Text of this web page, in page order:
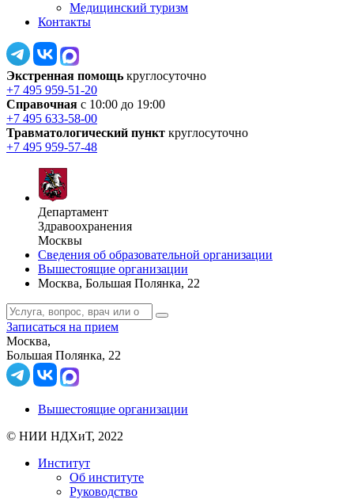
Медицинский туризм
Контакты
Экстренная помощь круглосуточно
+7 495 959-51-20
Справочная с 10:00 до 19:00
+7 495 633-58-00
Травматологический пункт круглосуточно
+7 495 959-57-48
Департамент
Здравоохранения
Москвы
Сведения об образовательной организации
Вышестоящие организации
Москва, Большая Полянка, 22
Записаться на прием
Москва,
Большая Полянка, 22
Вышестоящие организации
© НИИ НДХиТ, 2022
Институт
Об институте
Руководство